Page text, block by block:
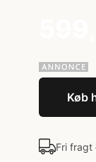
Køb
Fri fragt